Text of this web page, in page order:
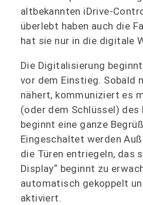
altbekannten iDrive-
überlebt haben auch die
hat sie nur in die digitale
Die Digitalisierung
vor dem Einstieg. Sobald
nähert, kommuniziert es
(oder dem Schlüssel) des
beginnt eine ganze
Eingeschaltet werden
die Türen entriegeln, das
Display“ beginnt zu
automatisch gekoppelt
aktiviert.